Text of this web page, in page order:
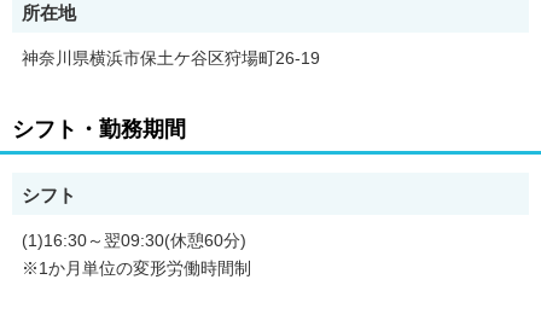
所在地
神奈川県横浜市保土ケ谷区狩場町26-19
シフト・勤務期間
シフト
(1)16:30～翌09:30(休憩60分)
※1か月単位の変形労働時間制